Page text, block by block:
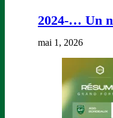
2024-… Un
mai 1, 2026